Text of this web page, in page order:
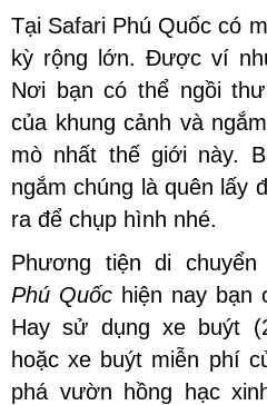
Tại Safari Phú Quốc có
kỳ rộng lớn. Được ví
Nơi bạn có thể ngồi
của khung cảnh và
mò nhất thế giới này.
ngắm chúng là quên lấy
ra để chụp hình nhé.
Phương tiện di chuyển
Phú Quốc hiện nay bạn
Hay sử dụng xe buýt
hoặc xe buýt miễn phí
phá vườn hồng hạc